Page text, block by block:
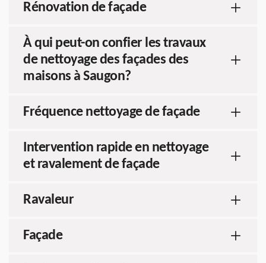
Rénovation de façade
À qui peut-on confier les travaux
de nettoyage des façades des
maisons à Saugon?
Fréquence nettoyage de façade
Intervention rapide en nettoyage
et ravalement de façade
Ravaleur
Façade